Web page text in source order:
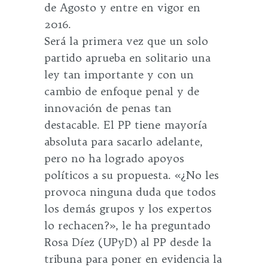
de Agosto y entre en vigor en
2016.
Será la primera vez que un solo
partido aprueba en solitario una
ley tan importante y con un
cambio de enfoque penal y de
innovación de penas tan
destacable. El PP tiene mayoría
absoluta para sacarlo adelante,
pero no ha logrado apoyos
políticos a su propuesta. «¿No les
provoca ninguna duda que todos
los demás grupos y los expertos
lo rechacen?», le ha preguntado
Rosa Díez (UPyD) al PP desde la
tribuna para poner en evidencia la